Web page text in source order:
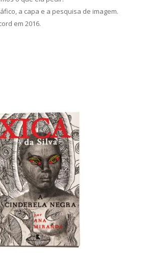
a capa e a pesquisa de imagem.
em 2016.